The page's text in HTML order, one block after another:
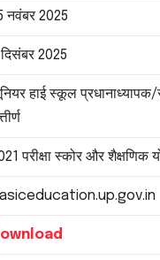
नवंबर 2025
2025
हाई स्कूल
परीक्षा स्कोर और शैक्षणिक